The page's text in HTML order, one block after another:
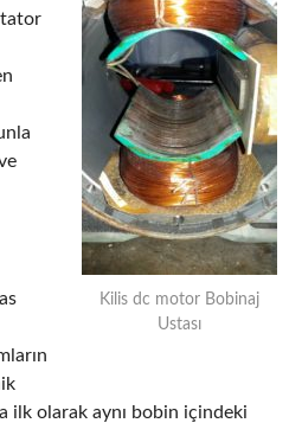
Kilis dc motor Bobinaj
Ustası
ilk olarak aynı bobin içindeki